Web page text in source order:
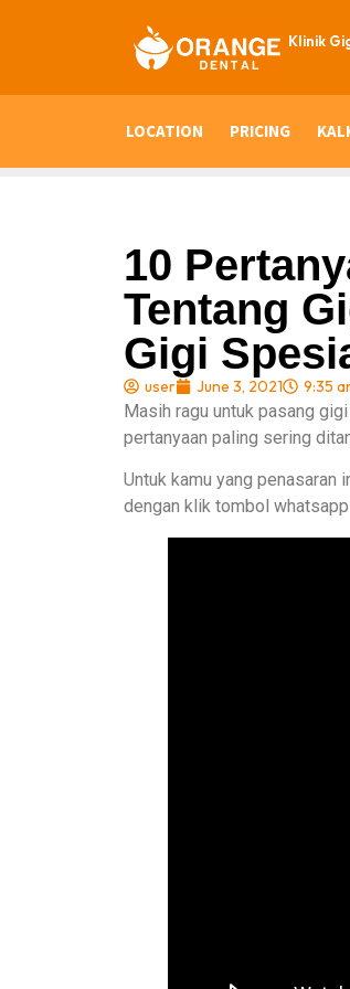
Klinik
LOCATION PRICING
10
Tentang
Gigi
user June 3, 2021 9:35
Masih ragu untuk pasang
pertanyaan paling sering
Untuk kamu yang penasaran
dengan klik tombol